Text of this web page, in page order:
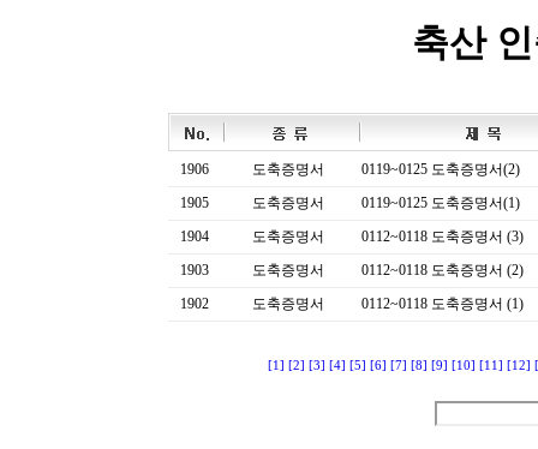
축산
1906 도축증명서
0119~0125 도축증명서(2)
1905
도축증명서
0119~0125 도축증명서(1)
1904
도축증명서
0112~0118 도축증명서 (3)
1903
도축증명서
0112~0118 도축증명서 (2)
1902
도축증명서 0112~0118 도축증명서 (1)
[1] [2] [3] [4] [5] [6] [7] [8] [9] [10] [11] [12]